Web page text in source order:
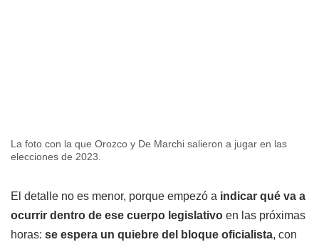
La foto con la que Orozco y De Marchi salieron a jugar en las
elecciones de 2023.
El detalle no es menor, porque empezó a indicar qué va a
ocurrir dentro de ese cuerpo legislativo en las próximas
horas: se espera un quiebre del bloque oficialista, con